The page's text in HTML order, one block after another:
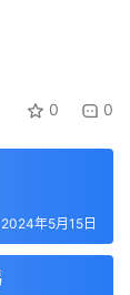
0 0
2024年5月15日